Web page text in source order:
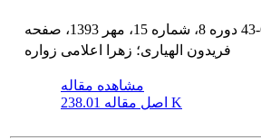
فریدون الهیاری؛ زهرا اعلامی زواره
مشاهده مقاله
اصل مقاله 238.01 K